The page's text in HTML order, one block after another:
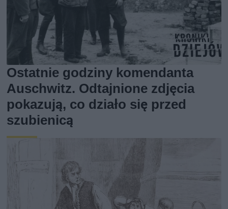
Ostatnie godziny komendanta
Auschwitz. Odtajnione zdjęcia
pokazują, co działo się przed
szubienicą